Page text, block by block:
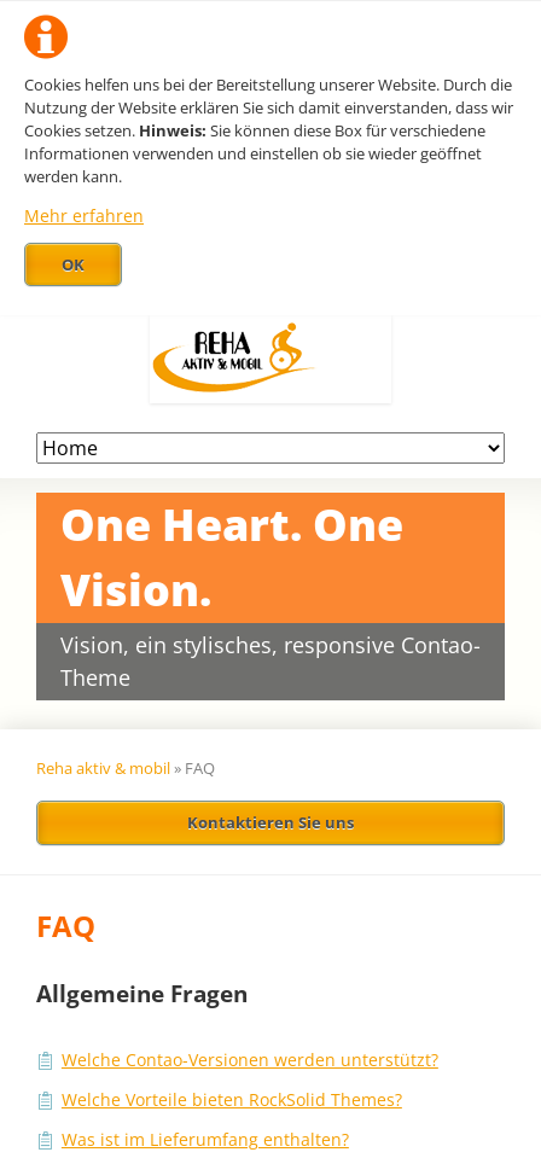
Cookies helfen uns bei der Bereitstellung unserer Website. Durch die
Nutzung der Website erklären Sie sich damit einverstanden, dass wir
Cookies setzen. Hinweis: Sie können diese Box für verschiedene
Informationen verwenden und einstellen ob sie wieder geöffnet
werden kann.
Mehr erfahren
OK
Navigation
überspringen
One Heart. One
Vision.
Vision, ein stylisches, responsive Contao-
Theme
Reha aktiv & mobil» FAQ
Kontaktieren Sie uns
FAQ
Allgemeine Fragen
Welche Contao-Versionen werden unterstützt?
Welche Vorteile bieten RockSolid Themes?
Was ist im Lieferumfang enthalten?